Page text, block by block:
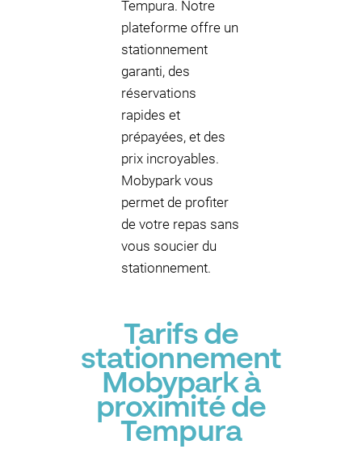
Tempura. Notre
plateforme offre un
stationnement
garanti, des
réservations
rapides et
prépayées, et des
prix incroyables.
Mobypark vous
permet de profiter
de votre repas sans
vous soucier du
stationnement.
Tarifs de
stationnement
Mobypark à
proximité de
Tempura